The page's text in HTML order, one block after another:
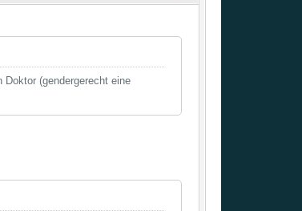
(gendergerecht eine